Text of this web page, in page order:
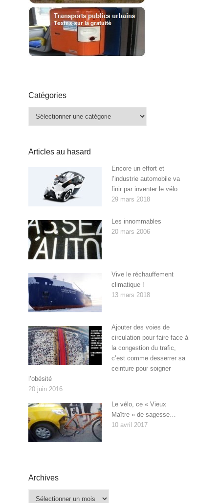
Catégories
Catégories
Articles au hasard
Encore un effort et
l’industrie automobile va
finir par inventer le vélo
29 mars 2018
Les innommables
20 mars 2006
Vive le réchauffement
climatique !
13 mars 2018
Ajouter des voies de
circulation pour faire face à
la congestion du trafic,
c’est comme desserrer sa
ceinture pour soigner
l’obésité
20 juin 2016
Le vélo, ce « Vieux
Maître » de sagesse…
10 avril 2017
Archives
Archives